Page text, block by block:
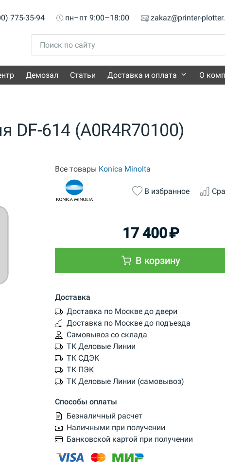
775-35-94 пн–пт 9:00–18:00 zakaz@printer-
Демозал Статьи Доставка и оплата О
DF-614 (A0R4R70100)
Все товары Konica Minolta
В избранное
17 400₽
В корзину
Доставка
Доставка по Москве до двери
Доставка по Москве до подъезда
Самовывоз со склада
ТК Деловые Линии
ТК СДЭК
ТК ПЭК
ТК Деловые Линии (самовывоз)
Способы оплаты
Безналичный расчет
Наличными при получении
Банковской картой при получении